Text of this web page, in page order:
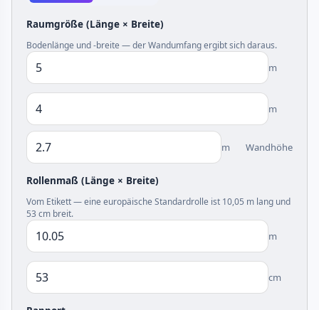
Raumgröße (Länge × Breite)
Bodenlänge und -breite — der Wandumfang ergibt sich daraus.
m
m
m Wandhöhe
Rollenmaß (Länge × Breite)
Vom Etikett — eine europäische Standardrolle ist 10,05 m lang und
53 cm breit.
m
cm